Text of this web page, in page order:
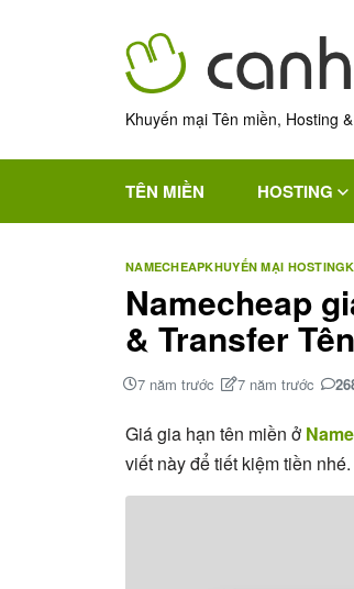
Khuyến mại Tên miền, Hosting
TÊN MIỀN HOSTING
NAMECHEAPKHUYẾN MẠI HOSTING
Namecheap
& Transfer
7 năm trước 7 năm trước
Giá gia hạn tên miền ở
viết này để tiết kiệm tiền nhé.